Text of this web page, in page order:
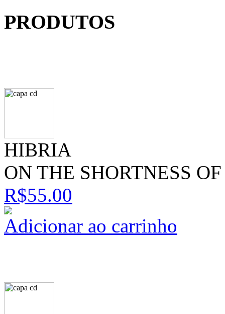
PRODUTOS
HIBRIA
ON THE SHORTNESS
R$55.00
Adicionar ao carrinho